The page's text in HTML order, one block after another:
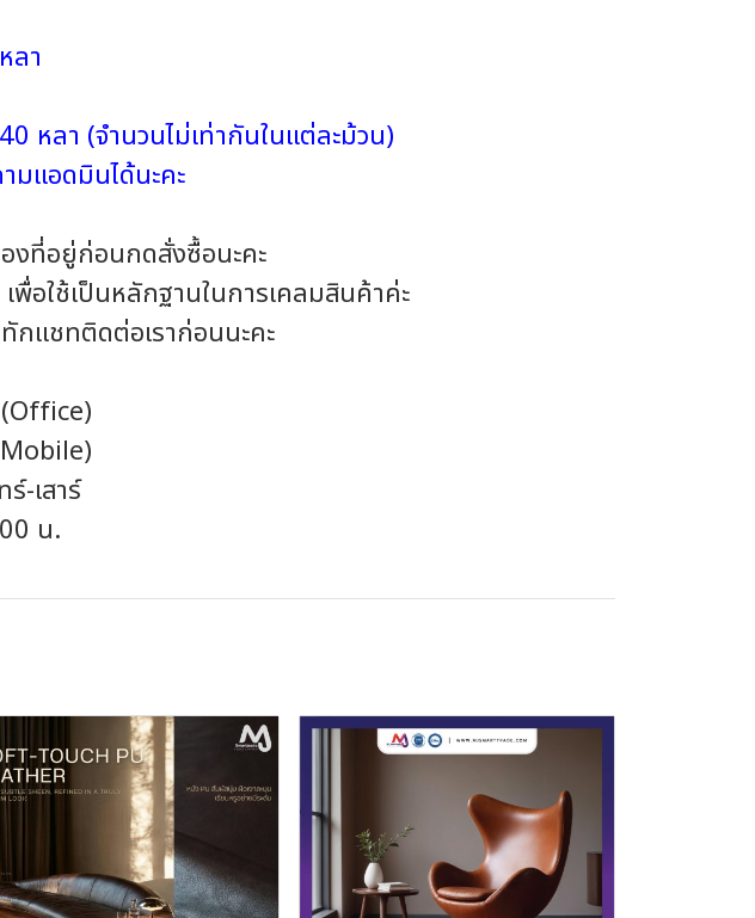
ลา
หลา (จำนวนไม่เท่ากันในแต่ละม้วน)
มแอดมินได้นะคะ
งที่อยู่ก่อนกดสั่งซื้อนะคะ
อใช้เป็นหลักฐานในการเคลมสินค้าค่ะ
แชทติดต่อเราก่อนนะคะ
-เสาร์
น.